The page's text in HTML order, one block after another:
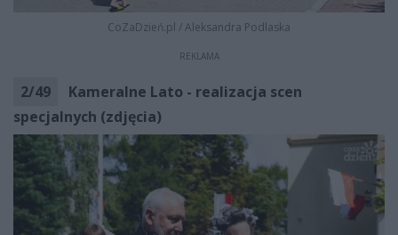
CoZaDzień.pl /Aleksandra Podlaska
REKLAMA
2/49
Kameralne Lato - realizacja scen
specjalnych (zdjęcia)